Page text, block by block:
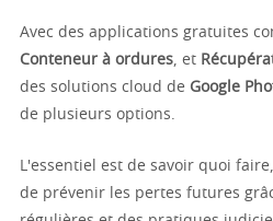
Avec des applications gratuites
Conteneur à ordures , et
des solutions cloud de Google
de plusieurs options.
L'essentiel est de savoir quoi
de prévenir les pertes futures